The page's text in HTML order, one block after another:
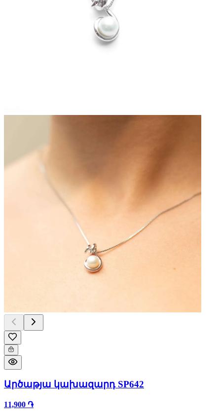
Արծաթյա կախազարդ SP642
11,900 ֏